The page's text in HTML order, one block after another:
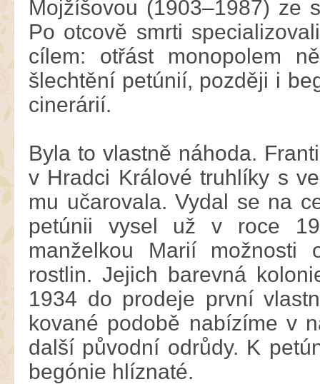
Mojžíšovou (1903–1987) ze
Po otcově smrti
cílem: otřást monopolem
šlechtění petúnií, později i
cinerárií.
Byla to vlastně náhoda.
v Hradci Králové truhlíky s
mu učarovala. Vydal se na
petúnii vysel už v roce
manželkou Marií možnosti
rostlin. Jejich barevná
1934 do prodeje první
kované podobě nabízíme v
další původní odrůdy. K
begónie hlíznaté.